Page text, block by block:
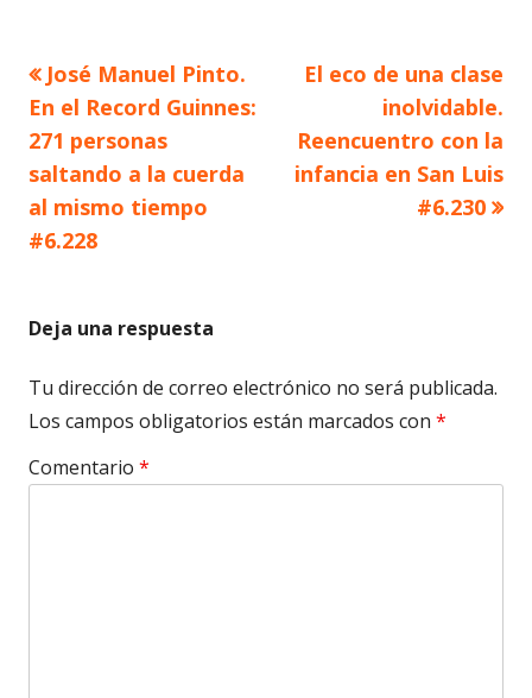
Navegación
de
entradas
Artículo
anterior
José Manuel Pinto.
En el Record Guinnes:
271 personas
saltando a la cuerda
al mismo tiempo
#6.228
Artículo
siguiente
El eco de una clase
inolvidable.
Reencuentro con la
infancia en San Luis
#6.230
Deja una respuesta
Tu dirección de correo electrónico no será publicada.
Los campos obligatorios están marcados con *
Comentario *